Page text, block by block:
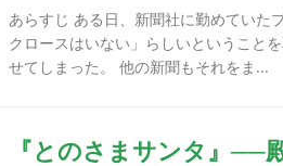
あらすじ ある日、新聞社に勤めていた
クロースはいない」らしいということ
せてしまった。 他の新聞もそれをま...
『とのさまサンタ』──